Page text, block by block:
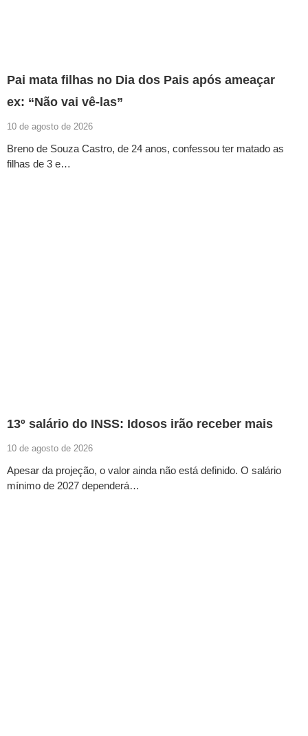
Pai mata filhas no Dia dos Pais após ameaçar
ex: “Não vai vê-las”
10 de agosto de 2026
Breno de Souza Castro, de 24 anos, confessou ter matado as
filhas de 3 e…
13º salário do INSS: Idosos irão receber mais
10 de agosto de 2026
Apesar da projeção, o valor ainda não está definido. O salário
mínimo de 2027 dependerá…